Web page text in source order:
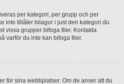
per kategori, per grupp och per
inte tillåter bilagor i just den kategori du
vissa grupper bifoga filer. Kontakta
varför du inte kan bifoga filer.
för sina webbplatser. Om de anser att du